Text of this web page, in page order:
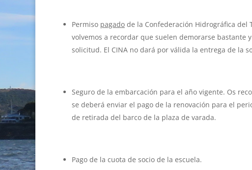
Permiso pagado de la Confederación Hidrográfica del
volvemos a recordar que suelen demorarse bastante
solicitud. El CINA no dará por válida la entrega de la
Seguro de la embarcación para el año vigente. Os
se deberá enviar el pago de la renovación para el
de retirada del barco de la plaza de varada.
Pago de la cuota de socio de la escuela.